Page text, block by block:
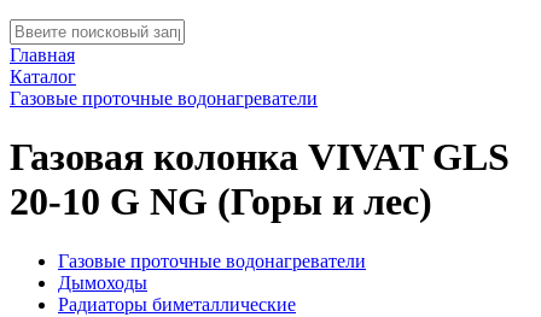
Главная
Каталог
Газовые проточные водонагреватели
Газовая колонка VIVAT GLS
20-10 G NG (Горы и лес)
Газовые проточные водонагреватели
Дымоходы
Радиаторы биметаллические